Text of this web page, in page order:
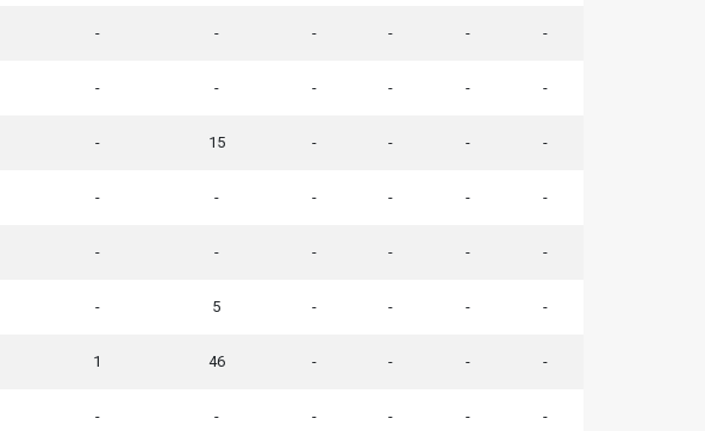
- - - - - -
- - - - - -
- 15 - - - -
- - - - - -
- - - - - -
- 5 - - - -
1 46 - - - -
- - - - - -